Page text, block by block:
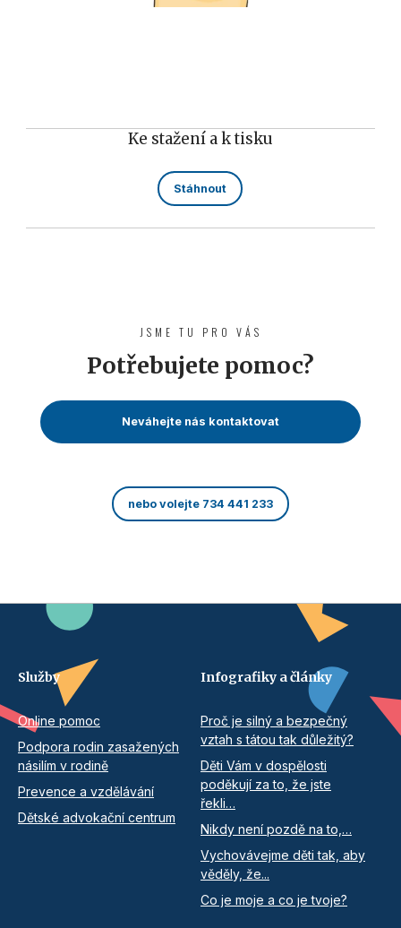
Ke stažení a k tisku
Stáhnout
JSME TU PRO VÁS
Potřebujete pomoc?
Neváhejte nás kontaktovat
nebo volejte 734 441 233
Služby
Online pomoc
Podpora rodin zasažených
násilím v rodině
Prevence a vzdělávání
Dětské advokační centrum
Infografiky a články
Proč je silný a bezpečný
vztah s tátou tak důležitý?
Děti Vám v dospělosti
poděkují za to, že jste
řekli…
Nikdy není pozdě na to,…
Vychovávejme děti tak, aby
věděly, že...
Co je moje a co je tvoje?